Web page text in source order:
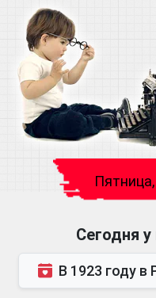
Сегодня у
В 1923 году в Ростове-на-Дону родился